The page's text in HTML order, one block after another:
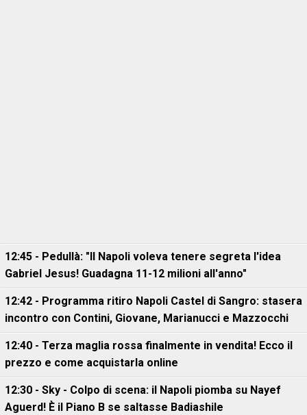
12:45 - Pedullà: "Il Napoli voleva tenere segreta l'idea
Gabriel Jesus! Guadagna 11-12 milioni all'anno"
12:42 - Programma ritiro Napoli Castel di Sangro: stasera
incontro con Contini, Giovane, Marianucci e Mazzocchi
12:40 - Terza maglia rossa finalmente in vendita! Ecco il
prezzo e come acquistarla online
12:30 - Sky - Colpo di scena: il Napoli piomba su Nayef
Aguerd! È il Piano B se saltasse Badiashile